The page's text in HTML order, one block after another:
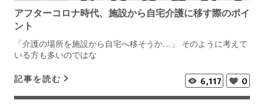
アフターコロナ時代、施設から自宅介護に移す際のポイ
ント
「介護の場所を施設から自宅へ移そうか…」 そのように考えて
いる方も多いのではな
記事を読む 6,117 0